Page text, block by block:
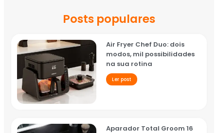
Posts populares
Air Fryer Chef Duo: dois
modos, mil possibilidades
na sua rotina
Ler post
Aparador Total Groom 16